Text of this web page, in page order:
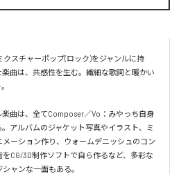
スチャーポップ(ロック)をジャンルに持
曲は、共感性を生む。繊細な歌詞と暖かい
曲は、全てComposer／Vo：みやっち自身
アルバムのジャケット写真やイラスト、ミ
メーション作り、ウォームデニッシュのコン
CG/3D制作ソフトで自ら作るなど、多彩な
ャンな一面もある。